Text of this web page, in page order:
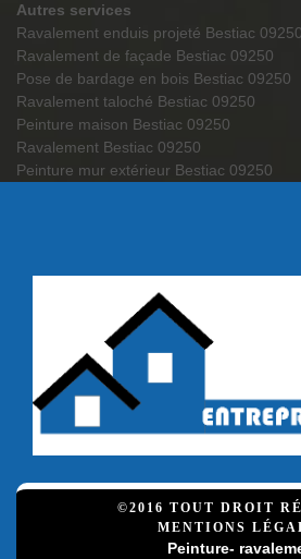
Autres services
Ravalement enduis projeté Bestiac 09250
Ravalement de façade Bestiac 09250
Pose de bardage en bois Bestiac 09250
Ravalement taloché Bestiac 09250
Peinture maison Bestiac 09250
Ravalement Bestiac 09250
Peinture mur extérieur Bestiac 09250
©2016 TOUT DROIT
MENTIONS
Peinture-